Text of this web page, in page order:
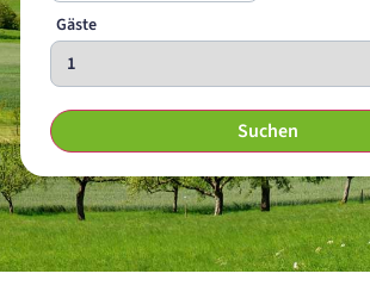
Gäste
Suchen